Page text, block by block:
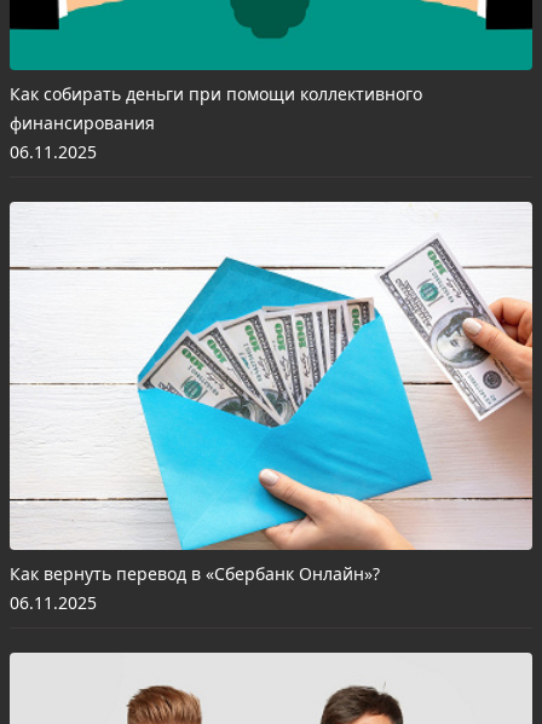
Как собирать деньги при помощи коллективного
финансирования
06.11.2025
Как вернуть перевод в «Сбербанк Онлайн»?
06.11.2025